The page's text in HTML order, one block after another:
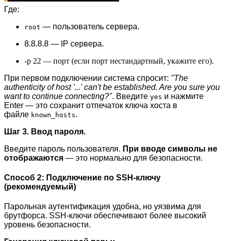
Где:
root — пользователь сервера.
8.8.8.8 — IP сервера.
-p 22 — порт (если порт нестандартный, укажите его).
При первом подключении система спросит: "The
authenticity of host '...' can't be established. Are you sure you
want to continue connecting?". Введите yes и нажмите
Enter — это сохранит отпечаток ключа хоста в
файле known_hosts.
Шаг 3. Ввод пароля.
Введите пароль пользователя. При вводе символы не
отображаются — это нормально для безопасности.
Способ 2: Подключение по SSH-ключу
(рекомендуемый)
Парольная аутентификация удобна, но уязвима для
брутфорса. SSH-ключи обеспечивают более высокий
уровень безопасности.